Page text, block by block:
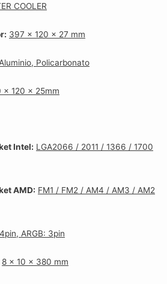
COOLER
397 x 120 x 27 mm
Aluminio, Policarbonato
x 120 x 25mm
Intel: LGA2066 / 2011 / 1366 / 1700
AMD: FM1 / FM2 / AM4 / AM3 / AM2
ARGB: 3pin
8 x 10 x 380 mm